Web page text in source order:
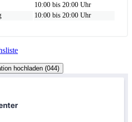
10:00 bis 20:00 Uhr
10:00 bis 20:00 Uhr
hochladen (044)